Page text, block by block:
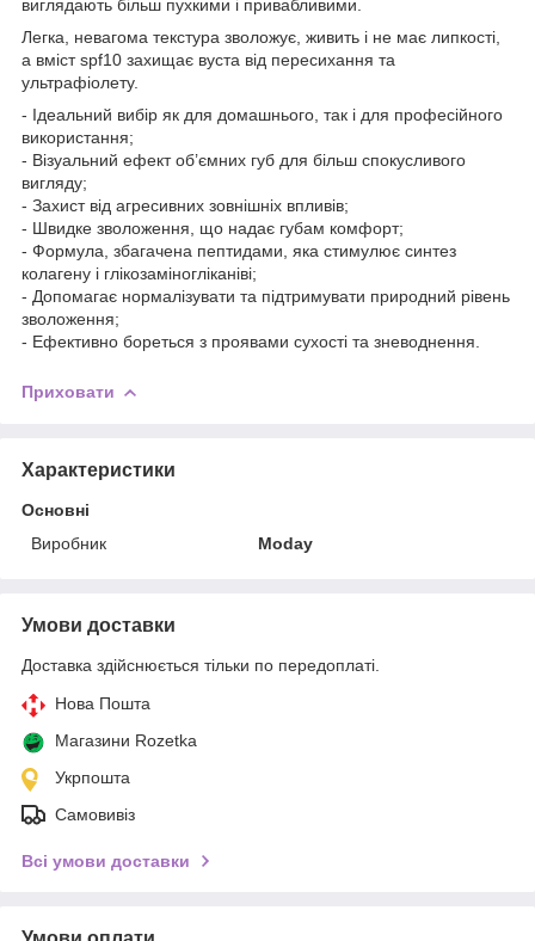
виглядають більш пухкими і привабливими.
Легка, невагома текстура зволожує, живить і не має липкості,
а вміст spf10 захищає вуста від пересихання та
ультрафіолету.
- Ідеальний вибір як для домашнього, так і для професійного
використання;
- Візуальний ефект об’ємних губ для більш спокусливого
вигляду;
- Захист від агресивних зовнішніх впливів;
- Швидке зволоження, що надає губам комфорт;
- Формула, збагачена пептидами, яка стимулює синтез
колагену і глікозаміногліканіві;
- Допомагає нормалізувати та підтримувати природний рівень
зволоження;
- Ефективно бореться з проявами сухості та зневоднення.
Приховати
Характеристики
Основні
Виробник
Moday
Умови доставки
Доставка здійснюється тільки по передоплаті.
Нова Пошта
Магазини Rozetka
Укрпошта
Самовивіз
Всі умови доставки